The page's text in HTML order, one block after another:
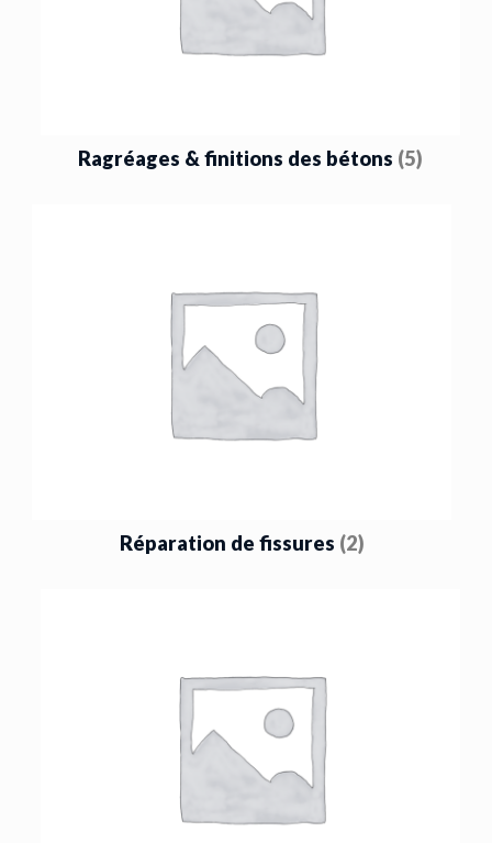
Ragréages & finitions des bétons (5)
Réparation de fissures (2)